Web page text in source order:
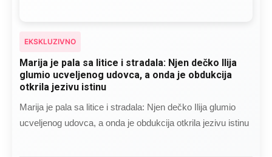
EKSKLUZIVNO
Marija je pala sa litice i stradala: Njen dečko Ilija
glumio ucveljenog udovca, a onda je obdukcija
otkrila jezivu istinu
Marija je pala sa litice i stradala: Njen dečko Ilija glumio
ucveljenog udovca, a onda je obdukcija otkrila jezivu istinu